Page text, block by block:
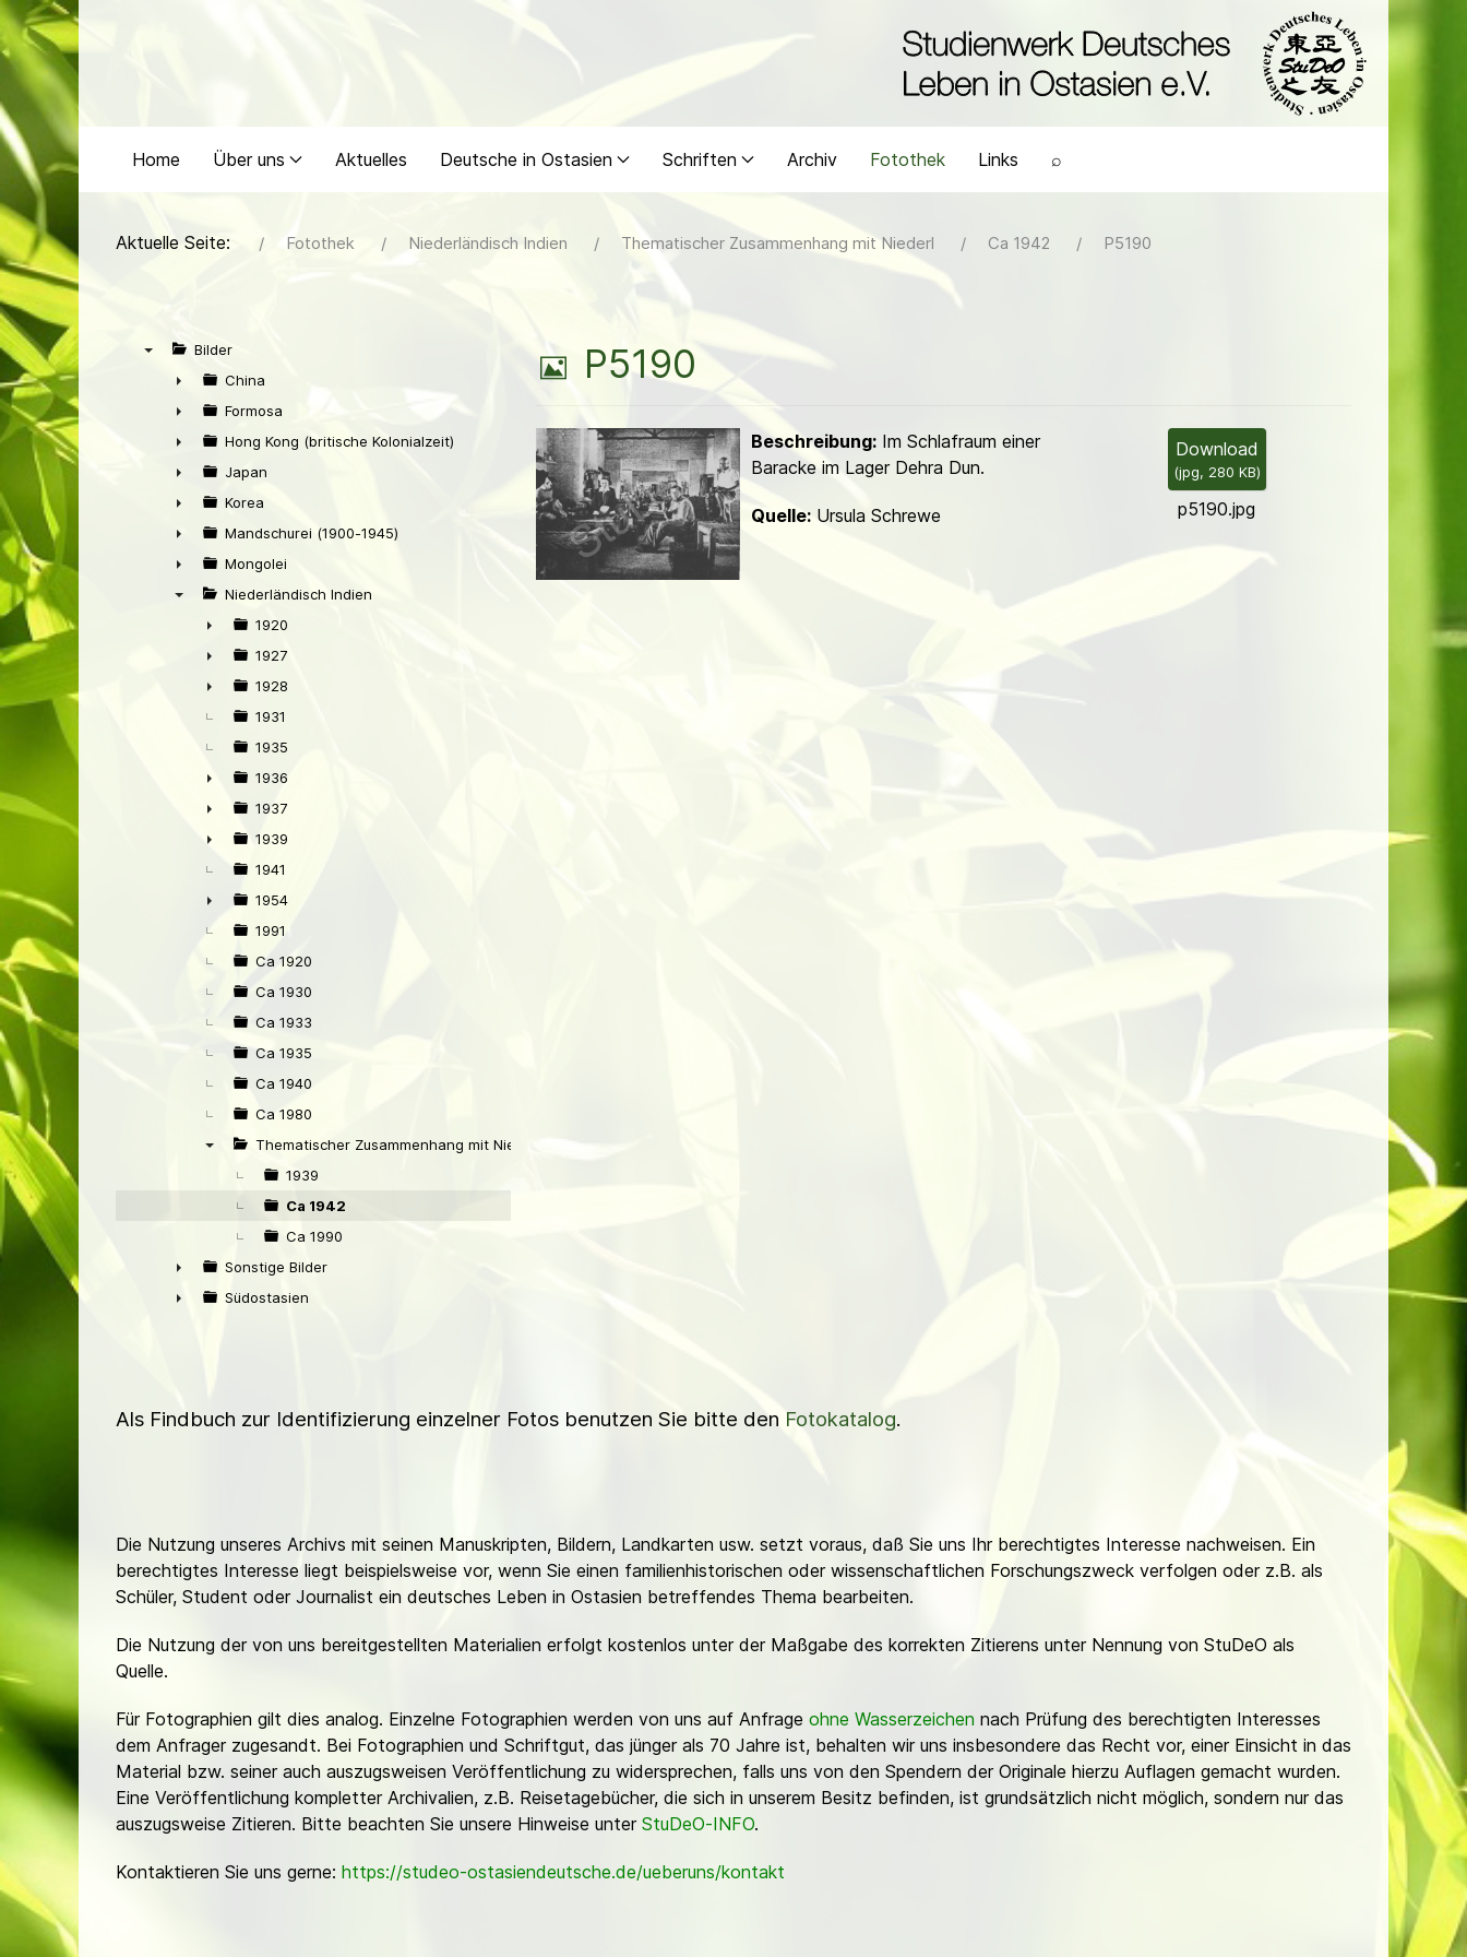
Home Über uns Aktuelles Deutsche in Ostasien Schriften Archiv Fotothek Links ⌕
Aktuelle Seite: Fotothek Niederländisch Indien Thematischer Zusammenhang mit Niederl Ca 1942 P5190
Bilder
►
China
►
Formosa
►
Hong Kong (britische Kolonialzeit)
►
Japan
►
Korea
►
Mandschurei (1900-1945)
►
Mongolei
Niederländisch Indien
►
1920
►
1927
►
1928
1931
1935
►
1936
►
1937
►
1939
1941
►
1954
1991
Ca 1920
Ca 1930
Ca 1933
Ca 1935
Ca 1940
Ca 1980
Thematischer Zusammenhang mit Niederl
1939
Ca 1942
Ca 1990
►
Sonstige Bilder
Südostasien
B
i
l
d
P5190
Download
(jpg, 280 KB)
p5190.jpg
Beschreibung:Im Schlafraum einer
Baracke im Lager Dehra Dun.
Quelle:Ursula Schrewe
Als Findbuch zur Identifizierung einzelner Fotos benutzen Sie bitte den Fotokatalog.
Die Nutzung unseres Archivs mit seinen Manuskripten, Bildern, Landkarten usw. setzt voraus, daß Sie uns Ihr berechtigtes Interesse nachweisen. Ein
berechtigtes Interesse liegt beispielsweise vor, wenn Sie einen familienhistorischen oder wissenschaftlichen Forschungszweck verfolgen oder z.B. als
Schüler, Student oder Journalist ein deutsches Leben in Ostasien betreffendes Thema bearbeiten.
Die Nutzung der von uns bereitgestellten Materialien erfolgt kostenlos unter der Maßgabe des korrekten Zitierens unter Nennung von StuDeO als
Quelle.
Für Fotographien gilt dies analog. Einzelne Fotographien werden von uns auf Anfrage ohne Wasserzeichen nach Prüfung des berechtigten Interesses
dem Anfrager zugesandt. Bei Fotographien und Schriftgut, das jünger als 70 Jahre ist, behalten wir uns insbesondere das Recht vor, einer Einsicht in das
Material bzw. seiner auch auszugsweisen Veröffentlichung zu widersprechen, falls uns von den Spendern der Originale hierzu Auflagen gemacht wurden.
Eine Veröffentlichung kompletter Archivalien, z.B. Reisetagebücher, die sich in unserem Besitz befinden, ist grundsätzlich nicht möglich, sondern nur das
auszugsweise Zitieren. Bitte beachten Sie unsere Hinweise unter StuDeO-INFO.
Kontaktieren Sie uns gerne: https://studeo-ostasiendeutsche.de/ueberuns/kontakt